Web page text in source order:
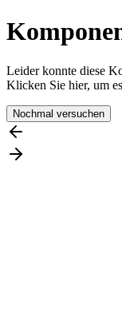
Leider konnte diese
Klicken Sie hier, um
Nochmal versuchen